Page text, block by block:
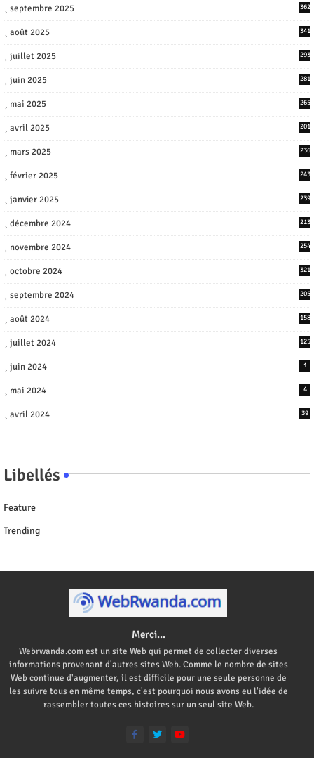
septembre 2025 362
août 2025 341
juillet 2025 293
juin 2025 281
mai 2025 265
avril 2025 201
mars 2025 236
février 2025 243
janvier 2025 239
décembre 2024 213
novembre 2024 254
octobre 2024 321
septembre 2024 205
août 2024 158
juillet 2024 125
juin 2024 1
mai 2024 4
avril 2024 39
Libellés
Feature
Trending
Merci...
Webrwanda.com est un site Web qui permet de collecter diverses
informations provenant d'autres sites Web. Comme le nombre de sites
Web continue d'augmenter, il est difficile pour une seule personne de
les suivre tous en même temps, c'est pourquoi nous avons eu l'idée de
rassembler toutes ces histoires sur un seul site Web.